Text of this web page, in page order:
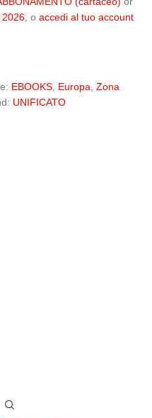
2026 , o accedi al tuo account
EBOOKS Europa Zona
UNIFICATO